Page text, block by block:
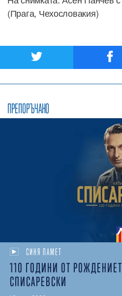
(Прага, Чехословакия)
ПРЕПОРЪЧАНО
СИНЯ ПАМЕТ
110 ГОДИНИ ОТ
СПИСАРЕВСКИ